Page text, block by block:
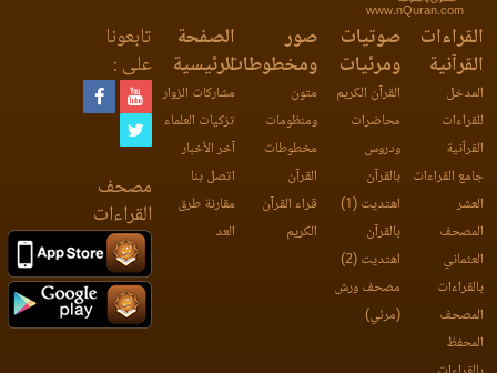
www.nQuran.com
القراءات
القرآنية
المدخل
للقراءات
القرآنية
جامع القراءات
العشر
المصحف
العثماني
بالقراءات
المصحف
المحفظ
صوتيات
ومرئيات
القرآن الكريم
محاضرات
ودروس
بالقرآن
اهتديت (1)
بالقرآن
اهتديت (2)
مصحف ورش
(مرئي)
صور
ومخطوطات
متون
ومنظومات
مخطوطات
القرآن
قراء القرآن
الكريم
الصفحة
الرئيسية
مشاركات الزوار
تزكيات العلماء
آخر الأخبار
اتصل بنا
مقارنة طرق
العد
تابعونا
على :
مصحف
القراءات